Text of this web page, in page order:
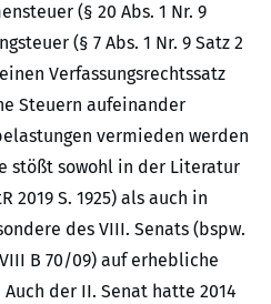
(§ 20 Abs. 1 Nr. 9
(§ 7 Abs. 1 Nr. 9 Satz 2
Verfassungsrechtssatz
Steuern aufeinander
vermieden werden
stößt sowohl in der Literatur
2019 S. 1925) als auch in
des VIII. Senats (bspw.
B 70/09) auf erhebliche
der II. Senat hatte 2014